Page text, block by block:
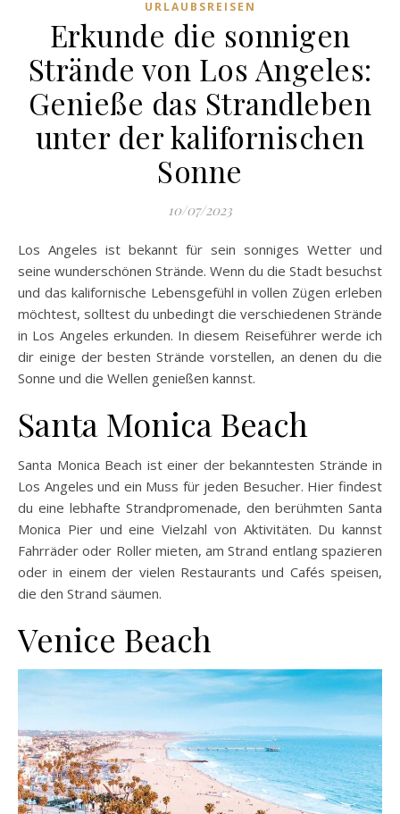
URLAUBSREISEN
Erkunde die sonnigen
Strände von Los Angeles:
Genieße das Strandleben
unter der kalifornischen
Sonne
10/07/2023
Los Angeles ist bekannt für sein sonniges Wetter und
seine wunderschönen Strände. Wenn du die Stadt besuchst
und das kalifornische Lebensgefühl in vollen Zügen erleben
möchtest, solltest du unbedingt die verschiedenen Strände
in Los Angeles erkunden. In diesem Reiseführer werde ich
dir einige der besten Strände vorstellen, an denen du die
Sonne und die Wellen genießen kannst.
Santa Monica Beach
Santa Monica Beach ist einer der bekanntesten Strände in
Los Angeles und ein Muss für jeden Besucher. Hier findest
du eine lebhafte Strandpromenade, den berühmten Santa
Monica Pier und eine Vielzahl von Aktivitäten. Du kannst
Fahrräder oder Roller mieten, am Strand entlang spazieren
oder in einem der vielen Restaurants und Cafés speisen,
die den Strand säumen.
Venice Beach